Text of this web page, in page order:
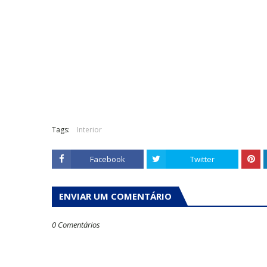
Tags: Interior
Facebook Twitter
ENVIAR UM COMENTÁRIO
0 Comentários